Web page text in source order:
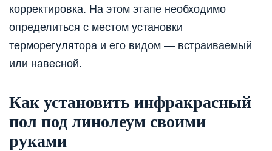
корректировка. На этом этапе необходимо
определиться с местом установки
терморегулятора и его видом — встраиваемый
или навесной.
Как установить инфракрасный
пол под линолеум своими
руками